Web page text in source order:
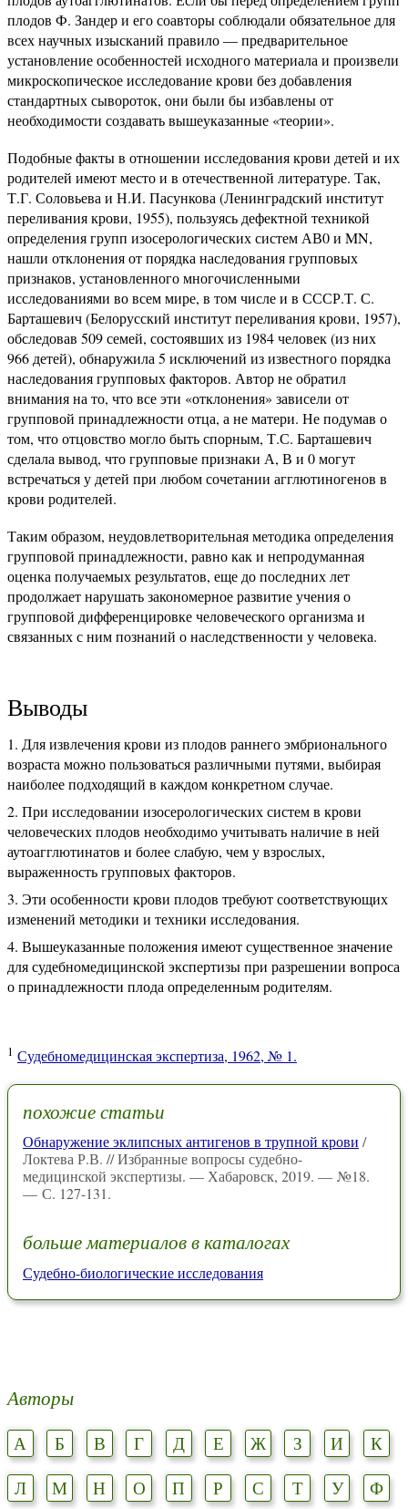
плодов Ф. Зандер и его соавторы соблюдали обязательное для
всех научных изысканий правило — предварительное
установление особенностей исходного материала и произвели
микроскопическое исследование крови без добавления
стандартных сывороток, они были бы избавлены от
необходимости создавать вышеуказанные «теории».
Подобные факты в отношении исследования крови детей и их
родителей имеют место и в отечественной литературе. Так,
Т.Г. Соловьева и Н.И. Пасункова (Ленинградский институт
переливания крови, 1955), пользуясь дефектной техникой
определения групп изосерологических систем АВ0 и MN,
нашли отклонения от порядка наследования групповых
признаков, установленного многочисленными
исследованиями во всем мире, в том числе и в СССР.Т. С.
Барташевич (Белорусский институт переливания крови, 1957),
обследовав 509 семей, состоявших из 1984 человек (из них
966 детей), обнаружила 5 исключений из известного порядка
наследования групповых факторов. Автор не обратил
внимания на то, что все эти «отклонения» зависели от
групповой принадлежности отца, а не матери. Не подумав о
том, что отцовство могло быть спорным, Т.С. Барташевич
сделала вывод, что групповые признаки А, В и 0 могут
встречаться у детей при любом сочетании агглютиногенов в
крови родителей.
Таким образом, неудовлетворительная методика определения
групповой принадлежности, равно как и непродуманная
оценка получаемых результатов, еще до последних лет
продолжает нарушать закономерное развитие учения о
групповой дифференцировке человеческого организма и
связанных с ним познаний о наследственности у человека.
Выводы
Для извлечения крови из плодов раннего эмбрионального
возраста можно пользоваться различными путями, выбирая
наиболее подходящий в каждом конкретном случае.
При исследовании изосерологических систем в крови
человеческих плодов необходимо учитывать наличие в ней
аутоагглютинатов и более слабую, чем у взрослых,
выраженность групповых факторов.
Эти особенности крови плодов требуют соответствующих
изменений методики и техники исследования.
Вышеуказанные положения имеют существенное значение
для судебномедицинской экспертизы при разрешении вопроса
о принадлежности плода определенным родителям.
1 Судебномедицинская экспертиза, 1962, № 1.
похожие статьи
Обнаружение эклипсных антигенов в трупной крови /
Локтева Р.В. // Избранные вопросы судебно-
медицинской экспертизы. — Хабаровск, 2019. — №18.
— С. 127-131.
больше материалов в каталогах
Судебно-биологические исследования
Авторы
А Б В Г Д Е Ж З И
К
Л
М Н О П Р С Т У
Ф